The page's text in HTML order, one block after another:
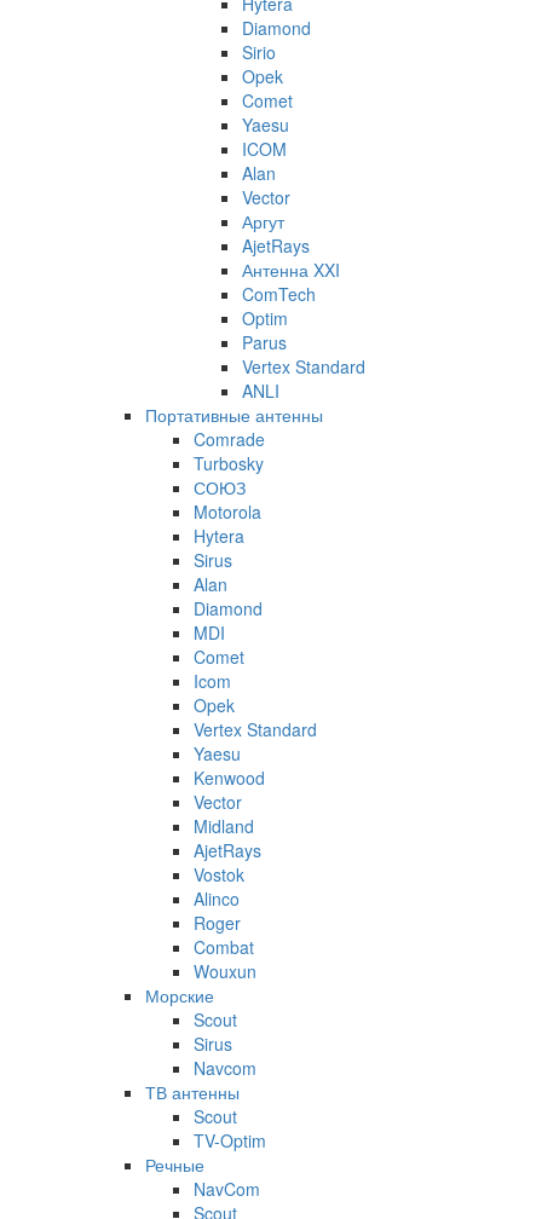
Diamond
Sirio
Opek
Comet
Yaesu
ICOM
Alan
Vector
Аргут
AjetRays
Антенна XXI
ComTech
Optim
Parus
Vertex Standard
ANLI
Портативные антенны
Comrade
Turbosky
СОЮЗ
Motorola
Hytera
Sirus
Alan
Diamond
MDI
Comet
Icom
Opek
Vertex Standard
Yaesu
Kenwood
Vector
Midland
AjetRays
Vostok
Alinco
Roger
Combat
Wouxun
Морские
Scout
Sirus
Navcom
ТВ антенны
Scout
TV-Optim
Речные
NavCom
Scout